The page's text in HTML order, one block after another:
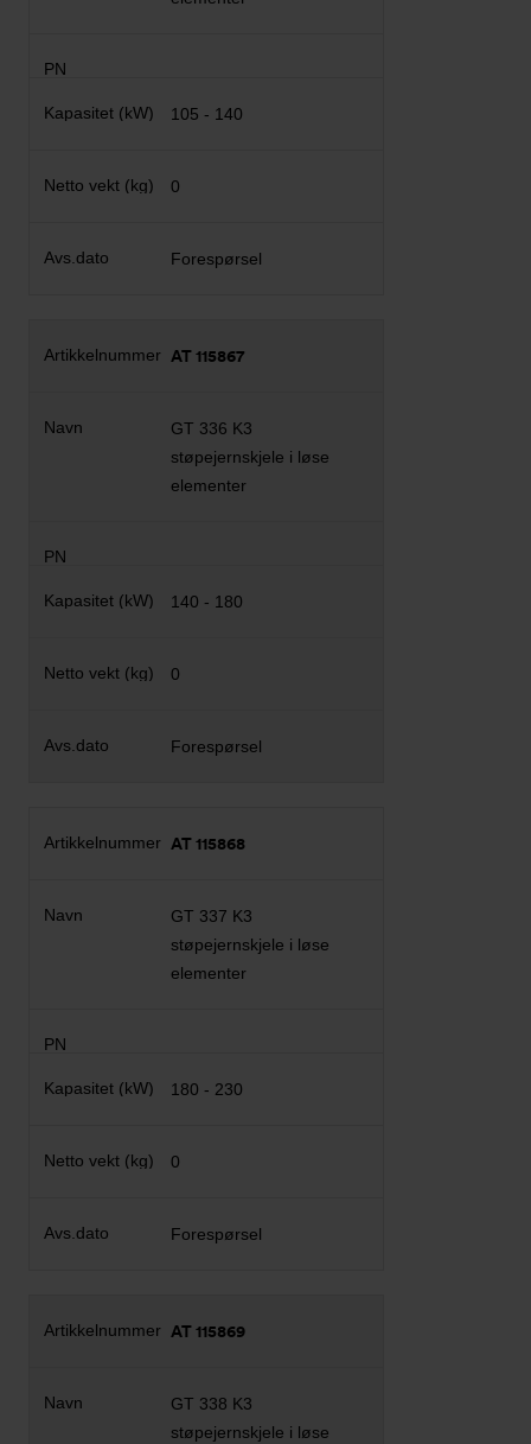
105 - 140
0
Forespørsel
AT 115867
GT 336 K3
støpejernskjele i løse
elementer
140 - 180
0
Forespørsel
AT 115868
GT 337 K3
støpejernskjele i løse
elementer
180 - 230
0
Forespørsel
AT 115869
GT 338 K3
støpejernskjele i løse